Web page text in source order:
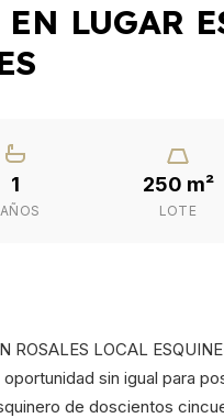
LUGAR
1 250 m²
LOTE
ROSALES LOCAL
sin igual para
de doscientos